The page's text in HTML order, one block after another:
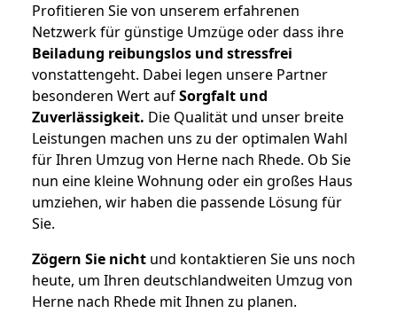
Profitieren Sie von unserem erfahrenen
Netzwerk für günstige Umzüge oder dass ihre
Beiladung reibungslos und stressfrei
vonstattengeht. Dabei legen unsere Partner
besonderen Wert aufSorgfalt und
Zuverlässigkeit. Die Qualität und unser breite
Leistungen machen uns zu der optimalen Wahl
für Ihren Umzug von Herne nach Rhede. Ob Sie
nun eine kleine Wohnung oder ein großes Haus
umziehen, wir haben die passende Lösung für
Sie.
Zögern Sie nicht und kontaktieren Sie uns noch
heute, um Ihren deutschlandweiten Umzug von
Herne nach Rhede mit Ihnen zu planen.